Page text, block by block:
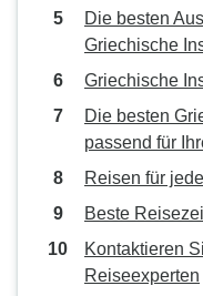
Die besten
Griechische
Griechische
Die besten
passend für
Reisen für
Beste
Kontaktieren
Reiseexperten